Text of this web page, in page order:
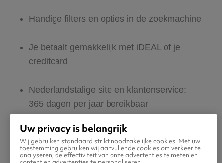
Handige filters en opties in de zoekmachine
Je betaalt gemakkelijk met iDEAL of je
creditcard
Nederlandstalige site en klantenservice:
365 dagen per jaar bereikbaar
Zeker van veilig boeken en betalen
Boek ook direct een hotel of huurauto voor
Uw privacy is belangrijk
Wij gebruiken standaard strikt noodzakelijke cookies. Met uw
toestemming gebruiken wij aanvullende cookies om verkeer te
analyseren, de effectiviteit van onze advertenties te meten en